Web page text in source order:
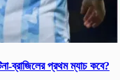
ব্রাজিলের প্রথম ম্যাচ কবে?